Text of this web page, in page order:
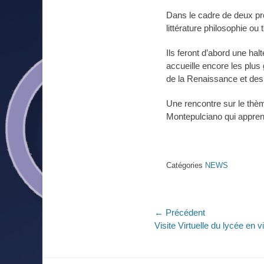
Dans le cadre de deux
littérature philosophie ou
Ils feront d’abord une
accueille encore les
de la Renaissance et
Une rencontre sur le
Montepulciano qui
Catégories NEWS
Navigation
de
← Précédent
Article
Visite Virtuelle du lycée en